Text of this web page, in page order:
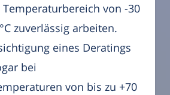
von -30
zuverlässig arbeiten.
eines Deratings
bei
von bis zu +70